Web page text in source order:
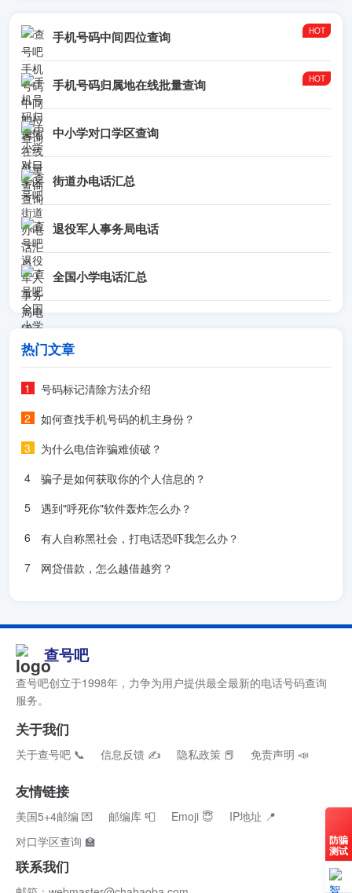
手机号码中间四位查询
手机号码归属地在线批量查询
中小学对口学区查询
街道办电话汇总
退役军人事务局电话
全国小学电话汇总
热门文章
号码标记清除方法介绍
如何查找手机号码的机主身份？
为什么电信诈骗难侦破？
骗子是如何获取你的个人信息的？
遇到"呼死你"软件轰炸怎么办？
有人自称黑社会，打电话恐吓我怎么办？
网贷借款，怎么越借越穷？
查号吧
查号吧创立于1998年，力争为用户提供最全最新的电话号码查询
服务。
关于我们
关于查号吧 📞 信息反馈 ✍ 隐私政策 📕 免责声明 📣
友情链接
美国5+4邮编 💌 邮编库 📮 Emoji 😇
IP地址 📍
对口学区查询 🏫
联系我们
防骗
测试